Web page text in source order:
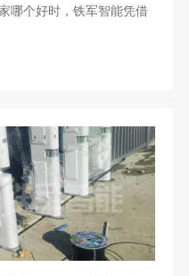
哪个好时，铁军智能凭借